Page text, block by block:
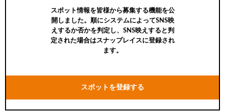
スポット情報を皆様から募集する機能を公
開しました。順にシステムによってSNS映
えするか否かを判定し、SNS映えすると判
定された場合はスナップレイスに登録され
ます。
スポットを登録する